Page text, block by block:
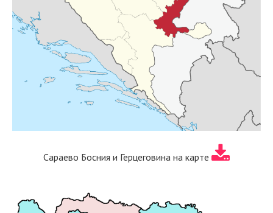
Сараево Босния и Герцеговина на карте